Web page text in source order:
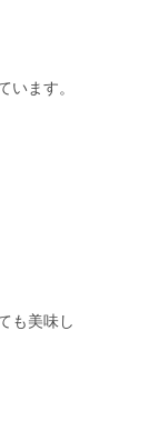
います。
も美味し